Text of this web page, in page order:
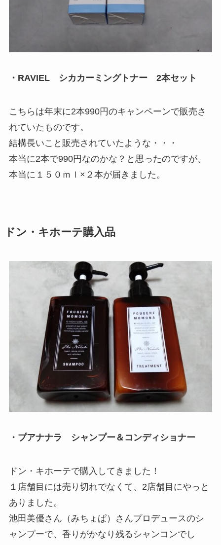
・RAVIEL シカカーミングトナー 2本セット
こちらは年末に2本990円のキャンペーンで販売さ
れていたものです。
結構長いこと販売されていたような・・・
本当に2本で990円なのかな？と思ったのですが、
本当に１５０ｍｌ×２本が届きました。
ドン・キホーテ購入品
・プアナナラ シャンプー＆コンディショナー
ドン・キホーテで購入してきました！
１店舗目には売り切れでなくて、2店舗目にやっと
ありました。
池田美優さん（みちょぱ）さんプロデュースのシ
ャンプーで、香りがかなり残るシャンコンでし